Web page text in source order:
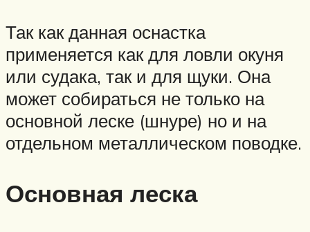
Так как данная оснастка
применяется как для ловли окуня
или судака, так и для щуки. Она
может собираться не только на
основной леске (шнуре) но и на
отдельном металлическом поводке.
Основная леска